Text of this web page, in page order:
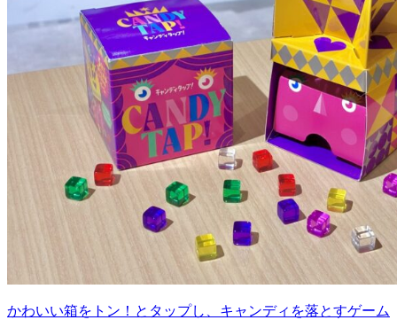
かわいい箱をトン！とタップし、キャンディを落とすゲーム